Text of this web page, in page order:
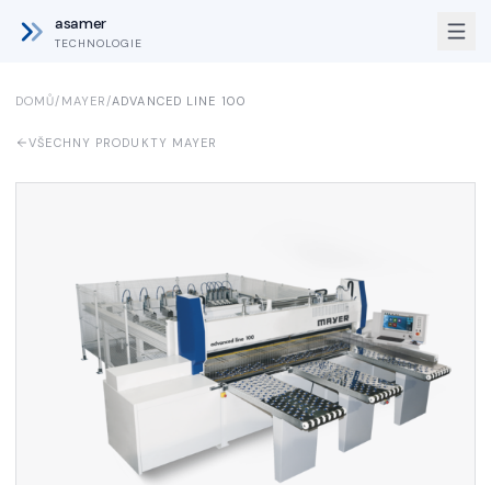
asamer
TECHNOLOGIE
DOMŮ/ MAYER/ADVANCED LINE 100
VŠECHNY PRODUKTY MAYER